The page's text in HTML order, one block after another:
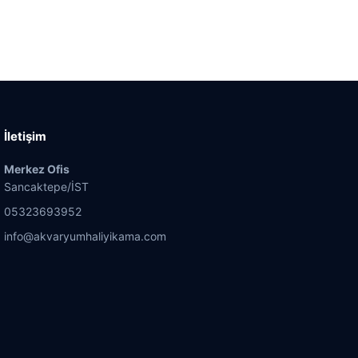
İletişim
Merkez Ofis
Sancaktepe/İST
05323693952
info@akvaryumhaliyikama.com